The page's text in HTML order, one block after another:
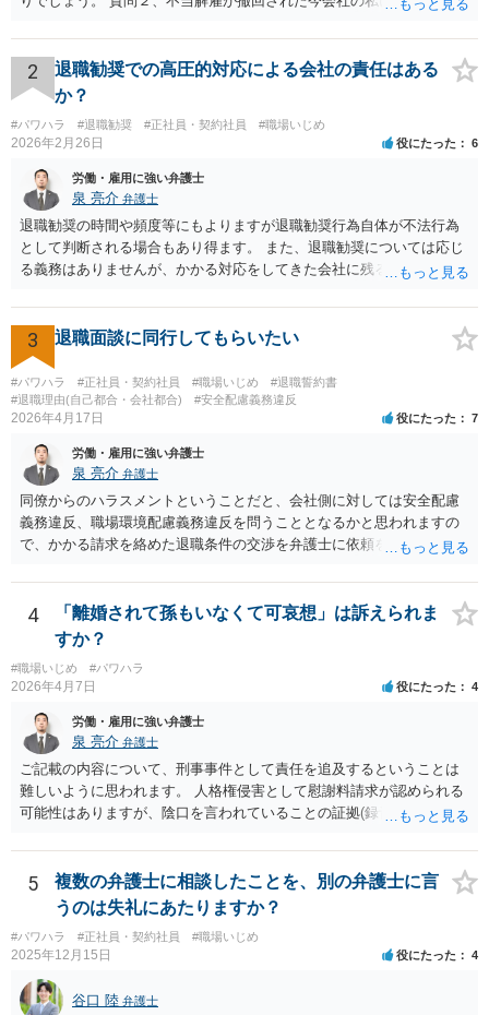
をすることができるので、注意指導だけでは訴えることは難しいでし
ょう。ただ、その内容が注意指導に必要な程度を超えた「ハラスメン
ト」になっていれば、訴えることができます（不法行為に基づく損害
賠償請求訴訟）。ただし、賠償額は極めて低額でしょう。以前の解雇
の際弁護士に依頼しているのであれば、証拠収集などについてその先
生に早めに相談しておくことをお勧めします。 質問３、退職を合意と
する金銭解決を再度持ちかける事は有効ですが？ 回答 有効ではない
でしょう。一般に、会社はあなたに「自主退職」してほしいと考えて
嫌がらせをしています。ですので、「会社があなたにお金を払う」の
は抵抗するでしょう。あるいは極めて低額な解決金での退職となるで
しょう。また、自分から金銭解決を持ちかけるのは弱みを見せること
なので作戦的にもお勧めしません。「自分は絶対に辞めない！」とい
う態度を見せて、会社から金銭解決（退職勧奨による自主退職）を持
ち掛けさせるのがベストです。あらゆる交渉ごとに共通するセオリー
ですが、自分から持ち掛ければこちらの立場が弱くなり、相手から持
ち掛けさせればこちらの立場が強くなるのです。 補足 私のお勧め
は、個人で加入できる労働組合（ユニオンとか合同労組と呼ばれる労
働組合）に加入して団体交渉することです。本当は復職時に加入して
交渉できた）。ですが今からでも遅くありません。労働組合に入って
団体交渉し、その中で場合によっては金銭解決を目指すというのが良
いと思います。
2
退職勧奨での高圧的対応による会社の責任はある
か？
#パワハラ #退職勧奨 #正社員・契約社員 #職場いじめ
2026年2月26日 役にたった 6
労働・雇用に強い弁護士
泉 亮介 弁護士
退職勧奨の時間や頻度等にもよりますが退職勧奨行為自体が不法行為
として判断される場合もあり得ます。 また、退職勧奨については応じ
る義務はありませんが、かかる対応をしてきた会社に残るということ
奨に応じる代わりに金銭的な交渉をし、お金を払ってもらって会社を
辞めるということがよく行われるかと思われますので、そうした対応
も選択肢に入れても良いでしょう。 その場合、ご自身で会社と対応し
ていくことは難しいと思われますので弁護士への依頼を前提とするこ
ととなるかと思われます。
3 退職面談に同行してもらいたい
#パワハラ #正社員・契約社員 #職場いじめ
#退職誓約書
#退職理由(自己都合・会社都合)
#安全配慮義務違反
2026年4月17日 役にたった 7
労働・雇用に強い弁護士
泉 亮介 弁護士
同僚からのハラスメントということだと、会社側に対しては安全配慮
義務違反、職場環境配慮義務違反を問うこととなるかと思われますの
で、かかる請求を絡めた退職条件の交渉を弁護士に依頼をされた方が
くなり全て弁護士が窓口となるため精神的な負担も軽くなるでしょ
う。
4
「離婚されて孫もいなくて可哀想」は訴えられま
すか？
#職場いじめ #パワハラ
2026年4月7日 役にたった 4
労働・雇用に強い弁護士
泉 亮介 弁護士
ご記載の内容について、刑事事件として責任を追及するということは
難しいように思われます。 人格権侵害として慰謝料請求が認められる
可能性はありますが、陰口を言われていることの証拠(録音等)が必要と
5
複数の弁護士に相談したことを、別の弁護士に言
うのは失礼にあたりますか？
#パワハラ #正社員・契約社員 #職場いじめ
2025年12月15日 役にたった 4
谷口 陸 弁護士